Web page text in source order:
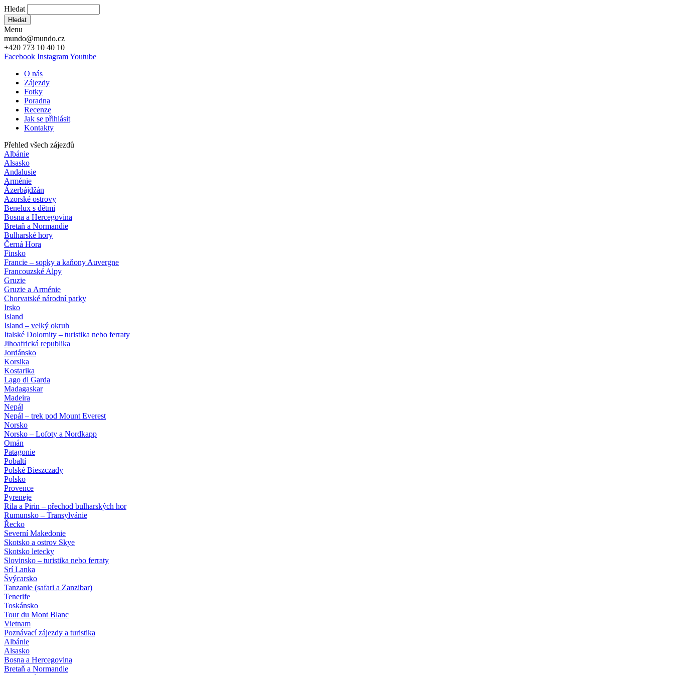
Hledat
Hledat
Menu
mundo@mundo.cz
+420 773 10 40 10
Facebook InstagramYoutube
O nás
Zájezdy
Fotky
Poradna
Recenze
Jak se přihlásit
Kontakty
Přehled všech zájezdů
Albánie
Alsasko
Andalusie
Arménie
Ázerbájdžán
Azorské ostrovy
Benelux s dětmi
Bosna a Hercegovina
Bretaň a Normandie
Bulharské hory
Černá Hora
Finsko
Francie – sopky a kaňony Auvergne
Francouzské Alpy
Gruzie
Gruzie a Arménie
Chorvatské národní parky
Irsko
Island
Island – velký okruh
Italské Dolomity – turistika nebo ferraty
Jihoafrická republika
Jordánsko
Korsika
Kostarika
Lago di Garda
Madagaskar
Madeira
Nepál
Nepál – trek pod Mount Everest
Norsko
Norsko – Lofoty a Nordkapp
Omán
Patagonie
Pobaltí
Polské Bieszczady
Polsko
Provence
Pyreneje
Rila a Pirin – přechod bulharských hor
Rumunsko – Transylvánie
Řecko
Severní Makedonie
Skotsko a ostrov Skye
Skotsko letecky
Slovinsko – turistika nebo ferraty
Srí Lanka
Švýcarsko
Tanzanie (safari a Zanzibar)
Tenerife
Toskánsko
Tour du Mont Blanc
Vietnam
Poznávací zájezdy a turistika
Albánie
Alsasko
Bosna a Hercegovina
Bretaň a Normandie